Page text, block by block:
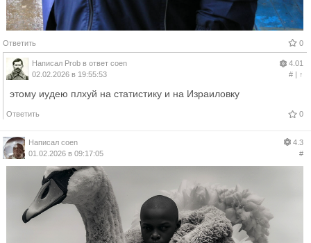
Ответить 0
Написал Prob в ответ coen
02.02.2026 в 19:55:53
4.01
#| ↑
этому иудею плхуй на статистику и на Израиловку
Ответить 0
Написал coen
01.02.2026 в 09:17:05
4.3
#